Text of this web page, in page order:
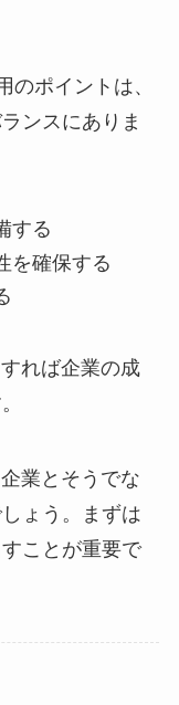
のポイントは、
ンスにありま
する
を確保する
れば企業の成
業とそうでな
ょう。まずは
ことが重要で